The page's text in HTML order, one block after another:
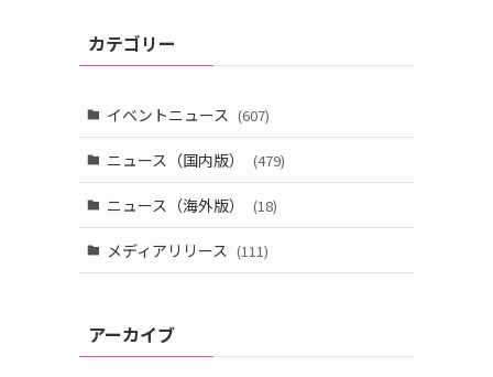
カテゴリー
イベントニュース (607)
ニュース（国内版） (479)
ニュース（海外版） (18)
メディアリリース (111)
アーカイブ